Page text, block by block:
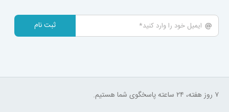
ثبت نام
۷ روز هفته، ۲۴ ساعته پاسخگوی شما هستیم.